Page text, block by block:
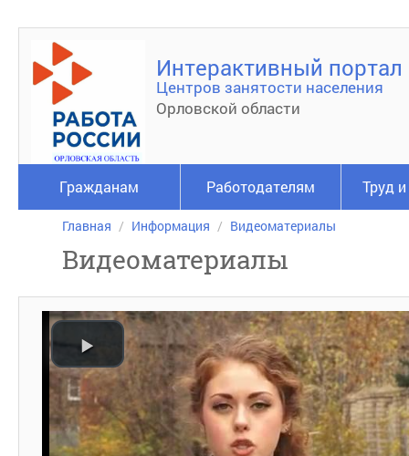
Интерактивный портал
Центров занятости населения
Орловской области
Гражданам Работодателям Труд
Главная Информация Видеоматериалы
Видеоматериалы